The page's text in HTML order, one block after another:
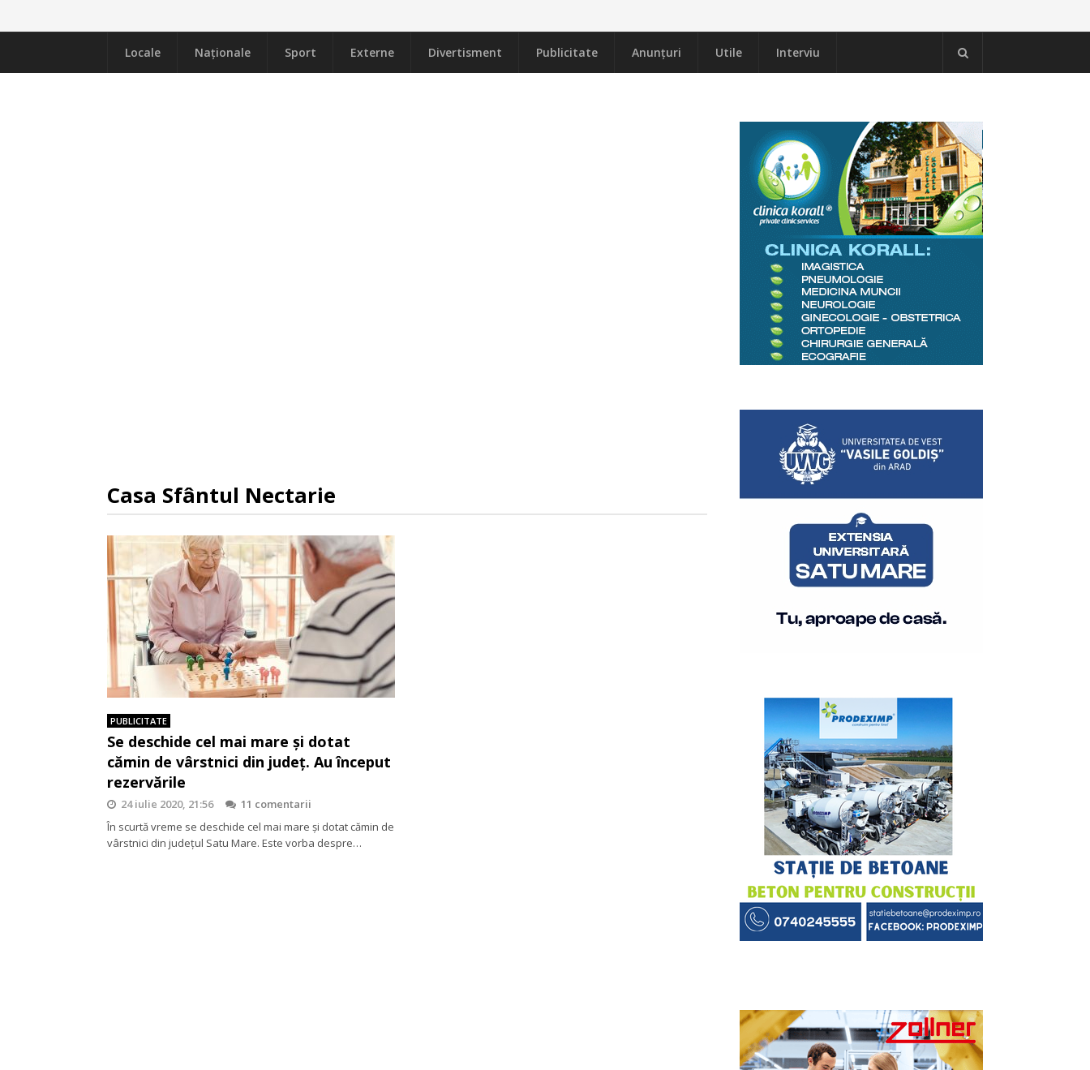
Locale Naţionale Sport Externe Divertisment Publicitate Anunțuri Utile Interviu
Casa Sfântul Nectarie
PUBLICITATE
Se deschide cel mai mare şi dotat
cămin de vârstnici din judeţ. Au început
rezervările
24 iulie 2020, 21:56
11 comentarii
În scurtă vreme se deschide cel mai mare şi dotat cămin de
vârstnici din judeţul Satu Mare. Este vorba despre…